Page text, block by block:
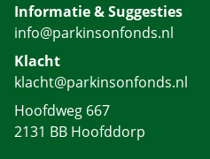
Informatie & Suggesties
info@parkinsonfonds.nl
Klacht
klacht@parkinsonfonds.nl
Hoofdweg 667
2131 BB Hoofddorp